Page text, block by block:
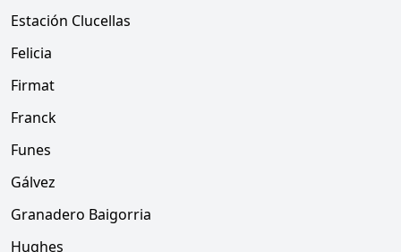
Estación Clucellas
Felicia
Firmat
Franck
Funes
Gálvez
Granadero Baigorria
Hughes